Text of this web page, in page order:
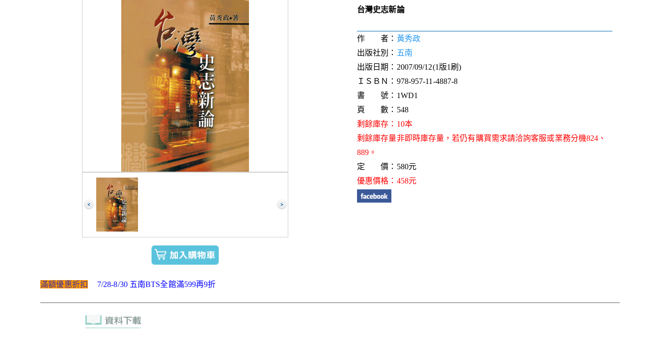
台灣史志新論
作 者： 黃秀政
出版社別： 五南
出版日期：2007/09/12(1版1刷)
ＩＳＢＮ：978-957-11-4887-8
書 號：1WD1
頁 數：548
剩餘庫存：10本
剩餘庫存量非即時庫存量，若仍有購買需求請洽詢客服或業務分機824、
889。
定 價：580元
優惠價格：458元
滿額優惠折扣 7/28-8/30 五南BTS全館滿599再9折